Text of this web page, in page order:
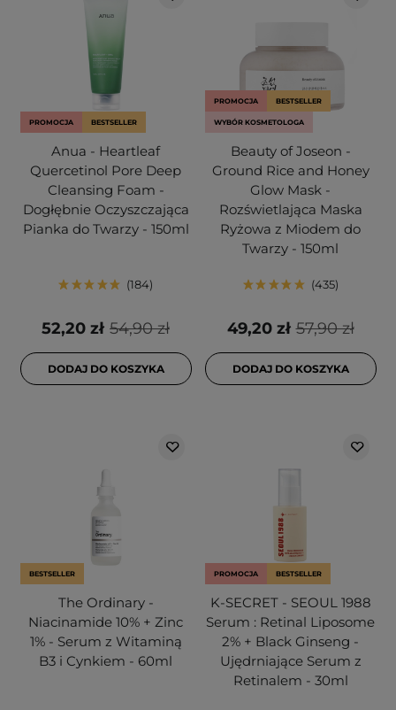
PROMOCJA BESTSELLER
Anua - Heartleaf
Quercetinol Pore Deep
Cleansing Foam -
Dogłębnie Oczyszczająca
Pianka do Twarzy - 150ml
184
54,90 zł
52,20 zł
DODAJ DO KOSZYKA
PROMOCJA BESTSELLER
WYBÓR KOSMETOLOGA
Beauty of Joseon -
Ground Rice and Honey
Glow Mask -
Rozświetlająca Maska
Ryżowa z Miodem do
Twarzy - 150ml
435
57,90 zł
49,20 zł
DODAJ DO KOSZYKA
BESTSELLER
The Ordinary -
Niacinamide 10% + Zinc
1% - Serum z Witaminą
B3 i Cynkiem - 60ml
PROMOCJA BESTSELLER
K-SECRET - SEOUL 1988
Serum : Retinal Liposome
2% + Black Ginseng -
Ujędrniające Serum z
Retinalem - 30ml